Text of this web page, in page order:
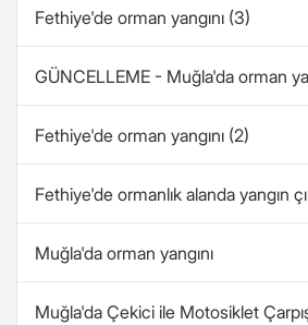
Fethiye'de orman yangını (3)
GÜNCELLEME - Muğla'da orman
Fethiye'de orman yangını (2)
Fethiye'de ormanlık alanda yangın
Muğla'da orman yangını
Muğla'da Çekici ile Motosiklet